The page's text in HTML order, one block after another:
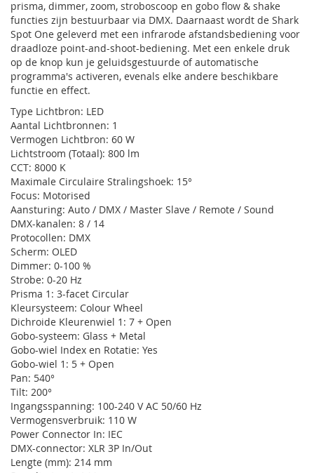
prisma, dimmer, zoom, stroboscoop en gobo flow & shake
functies zijn bestuurbaar via DMX. Daarnaast wordt de Shark
Spot One geleverd met een infrarode afstandsbediening voor
draadloze point-and-shoot-bediening. Met een enkele druk
op de knop kun je geluidsgestuurde of automatische
programma's activeren, evenals elke andere beschikbare
functie en effect.
Type Lichtbron: LED
Aantal Lichtbronnen: 1
Vermogen Lichtbron: 60 W
Lichtstroom (Totaal): 800 lm
CCT: 8000 K
Maximale Circulaire Stralingshoek: 15°
Focus: Motorised
Aansturing: Auto / DMX / Master Slave / Remote / Sound
DMX-kanalen: 8 / 14
Protocollen: DMX
Scherm: OLED
Dimmer: 0-100 %
Strobe: 0-20 Hz
Prisma 1: 3-facet Circular
Kleursysteem: Colour Wheel
Dichroide Kleurenwiel 1: 7 + Open
Gobo-systeem: Glass + Metal
Gobo-wiel Index en Rotatie: Yes
Gobo-wiel 1: 5 + Open
Pan: 540°
Tilt: 200°
Ingangsspanning: 100-240 V AC 50/60 Hz
Vermogensverbruik: 110 W
Power Connector In: IEC
DMX-connector: XLR 3P In/Out
Lengte (mm): 214 mm